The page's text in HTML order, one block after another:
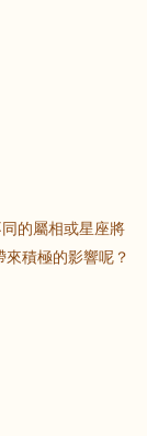
的屬相或星座將
積極的影響呢？